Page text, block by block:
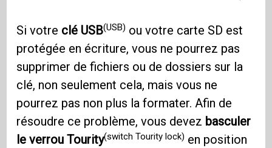
Si votre clé USB(USB) ou votre carte SD est
protégée en écriture, vous ne pourrez pas
supprimer de fichiers ou de dossiers sur la
clé, non seulement cela, mais vous ne
pourrez pas non plus la formater. Afin de
résoudre ce problème, vous devez basculer
le verrou Tourity(switch Tourity lock) en position